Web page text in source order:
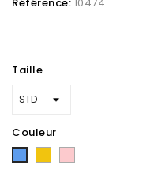
Taille
Couleur
Bleu